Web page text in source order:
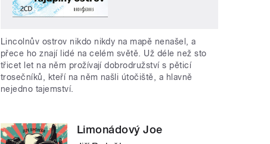
Lincolnův ostrov nikdo nikdy na mapě nenašel, a
přece ho znají lidé na celém světě. Už déle než sto
třicet let na něm prožívají dobrodružství s pěticí
trosečníků, kteří na něm našli útočiště, a hlavně
nejedno tajemství.
Limonádový Joe